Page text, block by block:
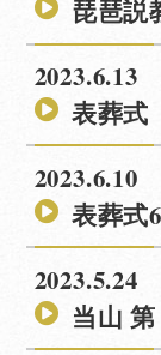
琵琶
2023.6.13
表葬
2023.6.10
表葬式
2023.5.24
当山